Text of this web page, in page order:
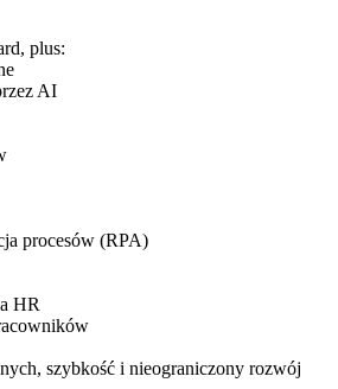
plus:
AI
procesów (RPA)
HR
szybkość i nieograniczony rozwój